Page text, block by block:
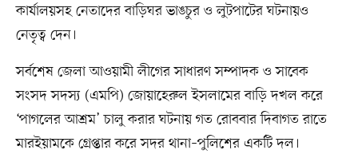
কার্যালয়সহ নেতাদের বাড়িঘর ভাঙচুর ও লুটপাটের ঘটনায়ও
নেতৃত্ব দেন।
সর্বশেষ জেলা আওয়ামী লীগের সাধারণ সম্পাদক ও সাবেক
সংসদ সদস্য (এমপি) জোয়াহেরুল ইসলামের বাড়ি দখল করে
‘পাগলের আশ্রম’ চালু করার ঘটনায় গত রোববার দিবাগত রাতে
মারইয়ামকে গ্রেপ্তার করে সদর থানা–পুলিশের একটি দল।